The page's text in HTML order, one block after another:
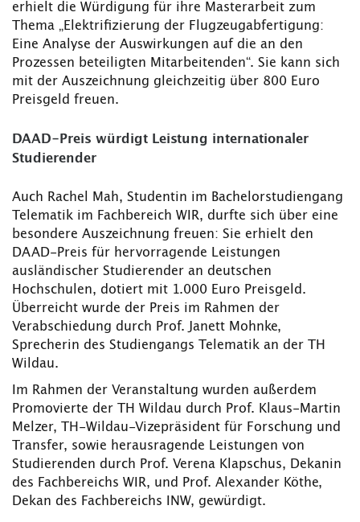
erhielt die Würdigung für ihre Masterarbeit zum
Thema „Elektrifizierung der Flugzeugabfertigung:
Eine Analyse der Auswirkungen auf die an den
Prozessen beteiligten Mitarbeitenden“. Sie kann sich
mit der Auszeichnung gleichzeitig über 800 Euro
Preisgeld freuen.
DAAD-Preis würdigt Leistung internationaler
Studierender
Auch Rachel Mah, Studentin im Bachelorstudiengang
Telematik im Fachbereich WIR, durfte sich über eine
besondere Auszeichnung freuen: Sie erhielt den
DAAD-Preis für hervorragende Leistungen
ausländischer Studierender an deutschen
Hochschulen, dotiert mit 1.000 Euro Preisgeld.
Überreicht wurde der Preis im Rahmen der
Verabschiedung durch Prof. Janett Mohnke,
Sprecherin des Studiengangs Telematik an der TH
Wildau.
Im Rahmen der Veranstaltung wurden außerdem
Promovierte der TH Wildau durch Prof. Klaus-Martin
Melzer, TH-Wildau-Vizepräsident für Forschung und
Transfer, sowie herausragende Leistungen von
Studierenden durch Prof. Verena Klapschus, Dekanin
des Fachbereichs WIR, und Prof. Alexander Köthe,
Dekan des Fachbereichs INW, gewürdigt.